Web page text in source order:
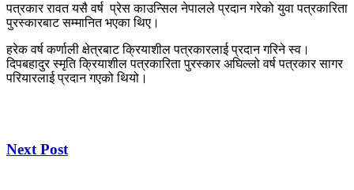
पत्रकार रावत यसै वर्ष प्रेस काउन्सिल नेपालले प्रदान गरेको युवा पत्रकारिता
पुरस्कारबाट सम्मानित भएका थिए।
हरेक वर्ष कर्णाली क्षेत्रबाट क्रियाशील पत्रकारलाई प्रदान गरिने स्व।
दिपबहादुर स्मृति क्रियाशील पत्रकारिता पुरस्कार अघिल्लो वर्ष पत्रकार सागर
परियारलाई प्रदान गएको थियो।
Next Post